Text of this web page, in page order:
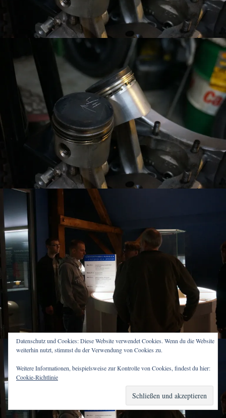
Datenschutz und Cookies: Diese Website verwendet Cookies. Wenn du die Website
weiterhin nutzt, stimmst du der Verwendung von Cookies zu.
Weitere Informationen, beispielsweise zur Kontrolle von Cookies, findest du hier:
Cookie-Richtlinie